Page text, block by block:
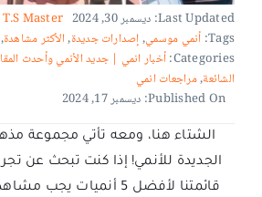
Last Updated: ديسمبر 30, 2024
T.S Master
Tags: أنمي موسمي,إصدارات جديدة,الأكثر مشاهدة,
Categories: أخبار انمي | جديد الأنمي وأحدث
الشائعة,مراجعات انمي
Published On: ديسمبر 17, 2024
الشتاء هنا، ومعه تأتي مجموعة
الجديدة للأنمي! إذا كنت تبحث عن
قائمتنا لأفضل 5 أنميات يجب مشاهدتها هذا الموسم: